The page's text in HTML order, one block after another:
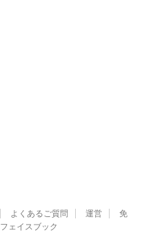
よくあるご質問 運営
免
フェイスブック